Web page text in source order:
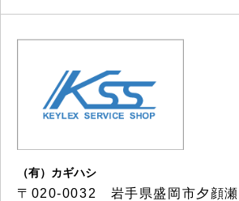
（有）カギハシ
〒020-0032 岩手県盛岡市夕顔